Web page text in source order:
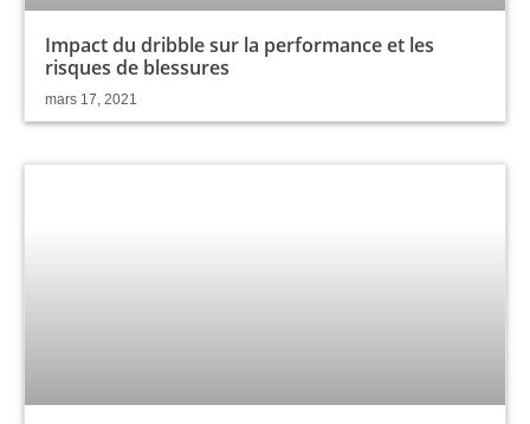
Impact du dribble sur la performance et les
risques de blessures
mars 17, 2021